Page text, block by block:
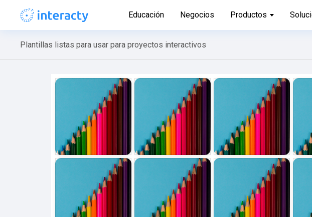
Educación Negocios Productos
Plantillas listas para usar para proyectos interactivos